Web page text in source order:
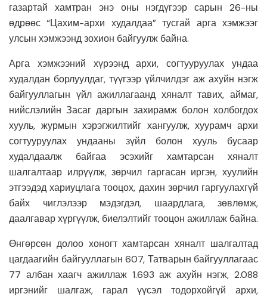
газартай хамтран энэ оны нэгдүгээр сарын 26-ны
өдрөөс “Цахим-архи худалдаа” тусгай арга хэмжээг
улсын хэмжээнд зохион байгуулж байна.
Арга хэмжээний хүрээнд архи, согтууруулах ундаа
худалдан борлуулдаг, түүгээр үйлчилдэг аж ахуйн нэгж
байгууллагын үйл ажиллагаанд хяналт тавих, аймаг,
нийслэлийн Засаг даргын захирамж болон холбогдох
хууль, журмын хэрэгжилтийг хангуулж, хуурамч архи
согтууруулах ундааны зүйл болон хууль бусаар
худалдаалж байгаа эсэхийг хамтарсан хяналт
шалгалтаар илрүүлж, зөрчил гаргасан иргэн, хуулийн
этгээдэд хариуцлага тооцох, дахин зөрчил гаргуулахгүй
байх чиглэлээр мэдэгдэл, шаардлага, зөвлөмж,
даалгавар хүргүүлж, биелэлтийг тооцон ажиллаж байна.
Өнгөрсөн долоо хоногт хамтарсан хяналт шалгалтад
цагдаагийн байгууллагын 607, Татварын байгууллагаас
77 албан хаагч ажиллаж 1.693 аж ахуйн нэгж, 2.088
иргэнийг шалгаж, гарал үүсэл тодорхойгүй архи,